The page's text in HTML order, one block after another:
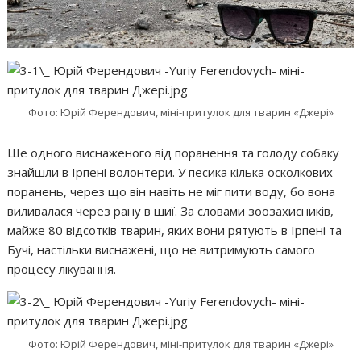
Фото: Юрій Ферендович, міні-притулок для тварин «Джері»
Ще одного виснаженого від поранення та голоду собаку
знайшли в Ірпені волонтери. У песика кілька осколкових
поранень, через що він навіть не міг пити воду, бо вона
виливалася через рану в шиї. За словами зоозахисників,
майже 80 відсотків тварин, яких вони рятують в Ірпені та
Бучі, настільки виснажені, що не витримують самого
процесу лікування.
Фото: Юрій Ферендович, міні-притулок для тварин «Джері»